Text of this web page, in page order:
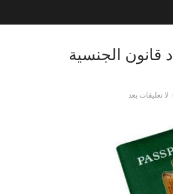
الجنسية
/ لا تعليقات بعد